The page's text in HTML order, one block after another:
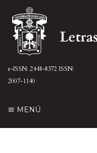
e-ISSN: 2448-8372 ISSN:
2007-1140
MENÚ